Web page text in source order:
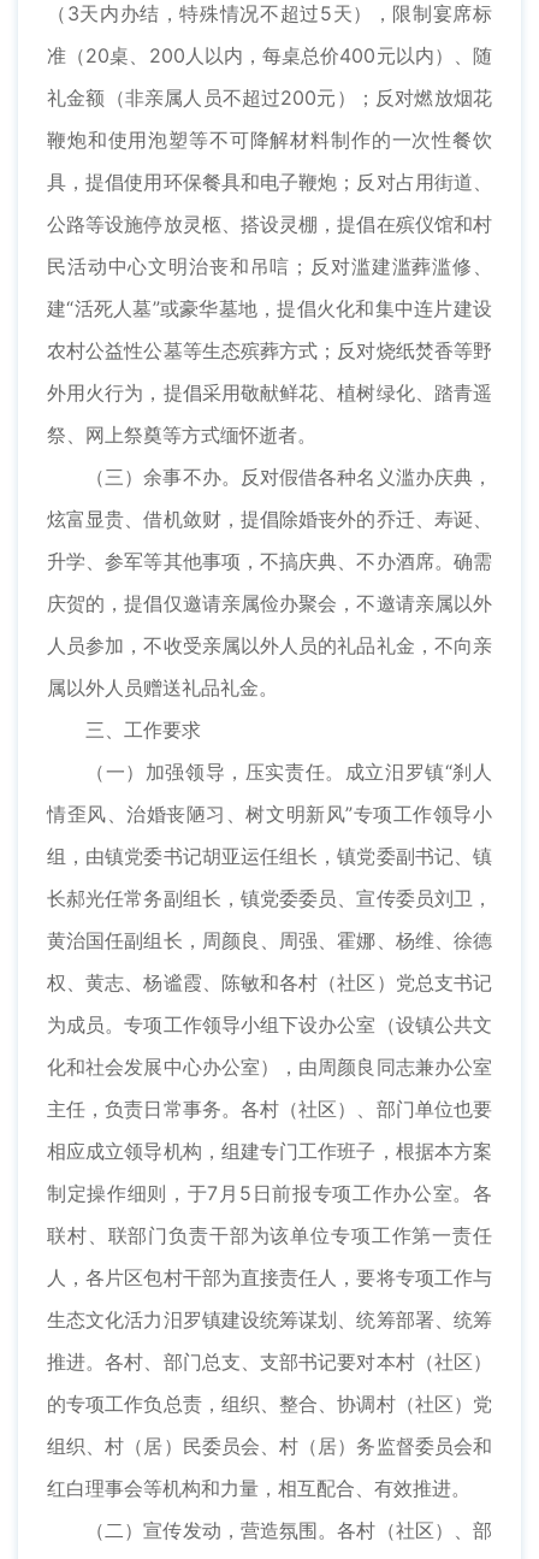
（3天内办结，特殊情况不超过5天），限制宴席标
准（20桌、200人以内，每桌总价400元以内）、随
礼金额（非亲属人员不超过200元）；反对燃放烟花
鞭炮和使用泡塑等不可降解材料制作的一次性餐饮
具，提倡使用环保餐具和电子鞭炮；反对占用街道、
公路等设施停放灵柩、搭设灵棚，提倡在殡仪馆和村
民活动中心文明治丧和吊唁；反对滥建滥葬滥修、
建“活死人墓”或豪华墓地，提倡火化和集中连片建设
农村公益性公墓等生态殡葬方式；反对烧纸焚香等野
外用火行为，提倡采用敬献鲜花、植树绿化、踏青遥
祭、网上祭奠等方式缅怀逝者。
（三）余事不办。反对假借各种名义滥办庆典，
炫富显贵、借机敛财，提倡除婚丧外的乔迁、寿诞、
升学、参军等其他事项，不搞庆典、不办酒席。确需
庆贺的，提倡仅邀请亲属俭办聚会，不邀请亲属以外
人员参加，不收受亲属以外人员的礼品礼金，不向亲
属以外人员赠送礼品礼金。
三、工作要求
（一）加强领导，压实责任。成立汨罗镇“刹人
情歪风、治婚丧陋习、树文明新风”专项工作领导小
组，由镇党委书记胡亚运任组长，镇党委副书记、镇
长郝光任常务副组长，镇党委委员、宣传委员刘卫，
黄治国任副组长，周颜良、周强、霍娜、杨维、徐德
权、黄志、杨谧霞、陈敏和各村（社区）党总支书记
为成员。专项工作领导小组下设办公室（设镇公共文
化和社会发展中心办公室），由周颜良同志兼办公室
主任，负责日常事务。各村（社区）、部门单位也要
相应成立领导机构，组建专门工作班子，根据本方案
制定操作细则，于7月5日前报专项工作办公室。各
联村、联部门负责干部为该单位专项工作第一责任
人，各片区包村干部为直接责任人，要将专项工作与
生态文化活力汨罗镇建设统筹谋划、统筹部署、统筹
推进。各村、部门总支、支部书记要对本村（社区）
的专项工作负总责，组织、整合、协调村（社区）党
组织、村（居）民委员会、村（居）务监督委员会和
红白理事会等机构和力量，相互配合、有效推进。
（二）宣传发动，营造氛围。各村（社区）、部